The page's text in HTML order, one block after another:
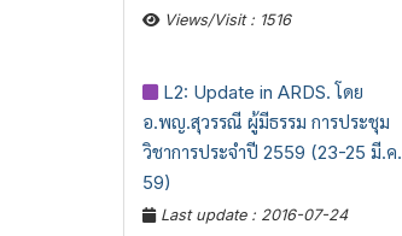
Views/Visit : 1516
L2: Update in ARDS. โดย
อ.พญ.สุวรรณี ผู้มีธรรม การประชุม
วิชาการประจำปี 2559 (23-25 มี.ค.
59)
Last update : 2016-07-24